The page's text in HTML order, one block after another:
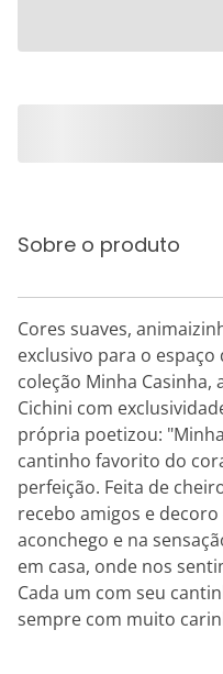
Sobre o produto
Cores suaves,
exclusivo para o espaço
coleção Minha Casinha,
Cichini com
própria poetizou:
cantinho favorito do
perfeição. Feita de
recebo amigos e
aconchego e na
em casa, onde nos
Cada um com seu
sempre com muito